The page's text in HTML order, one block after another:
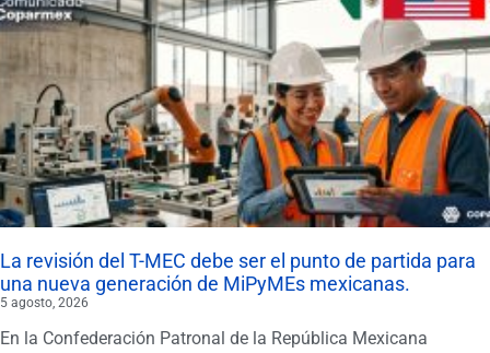
La revisión del T-MEC debe ser el punto de partida para
una nueva generación de MiPyMEs mexicanas.
5 agosto, 2026
En la Confederación Patronal de la República Mexicana